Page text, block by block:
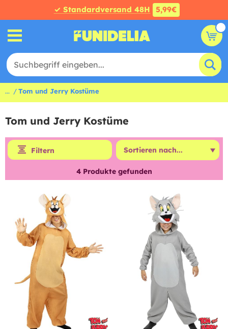
✓ Standardversand 48H 5,99€
... Tom und Jerry Kostüme
Tom und Jerry Kostüme
Filtern
4Produkte gefunden